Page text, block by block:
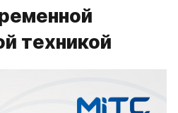
техникой